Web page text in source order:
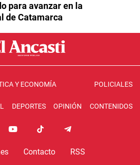
para avanzar en la
de Catamarca
Y ECONOMÍA POLICIALES
DEPORTES OPINIÓN CONTENIDOS
Contacto RSS